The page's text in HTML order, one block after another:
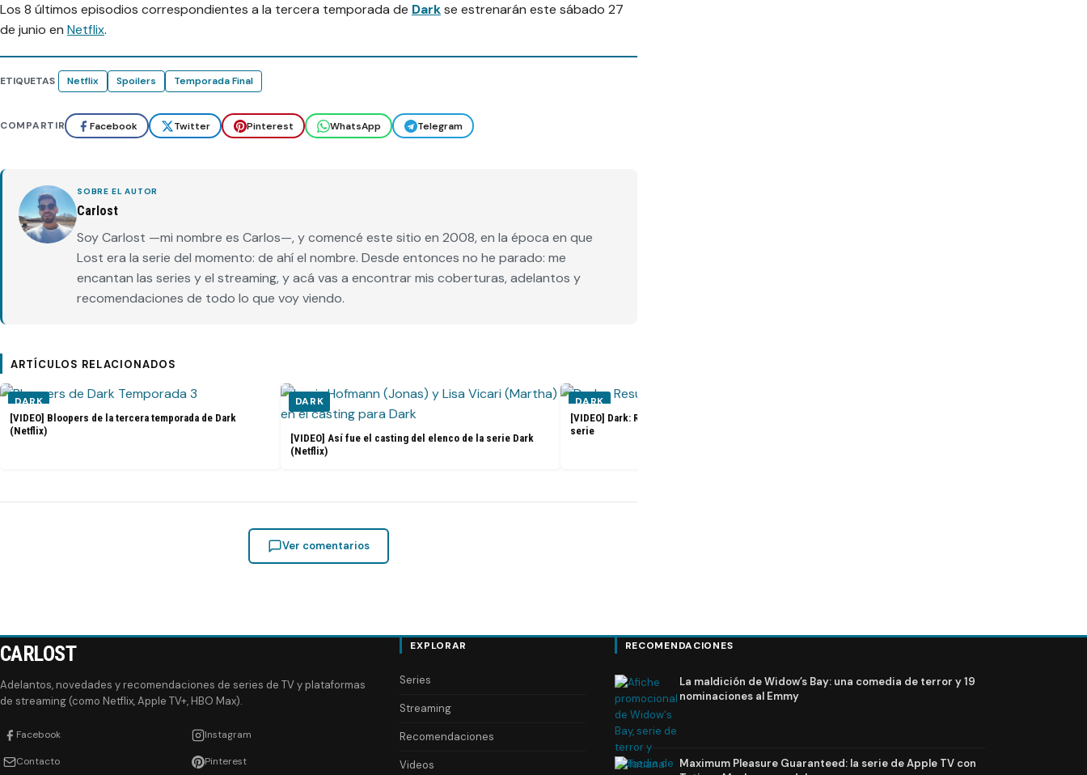
Los 8 últimos episodios correspondientes a la tercera temporada de Darkse estrenarán este sábado 27
de junio en Netflix.
ETIQUETAS Netflix Spoilers Temporada Final
COMPARTIR Facebook Twitter Pinterest WhatsApp Telegram
SOBRE EL AUTOR
Carlost
Soy Carlost —mi nombre es Carlos—, y comencé este sitio en 2008, en la época en que
Lost era la serie del momento: de ahí el nombre. Desde entonces no he parado: me
encantan las series y el streaming, y acá vas a encontrar mis coberturas, adelantos y
recomendaciones de todo lo que voy viendo.
ARTÍCULOS RELACIONADOS
DARK
[VIDEO] Bloopers de la tercera temporada de Dark
(Netflix)
DARK
[VIDEO] Así fue el casting del elenco de la serie Dark
(Netflix)
DARK
[VIDEO] Dark: Resumen de las temporadas 1 y 2 de la
serie
Ver comentarios
CARLOST
Adelantos, novedades y recomendaciones de series de TV y plataformas
de streaming (como Netflix, Apple TV+, HBO Max).
Facebook Instagram
Contacto Pinterest
EXPLORAR
Series
Streaming
Recomendaciones
Videos
RECOMENDACIONES
La maldición de Widow’s Bay: una comedia de terror y 19
nominaciones al Emmy
Maximum Pleasure Guaranteed: la serie de Apple TV con